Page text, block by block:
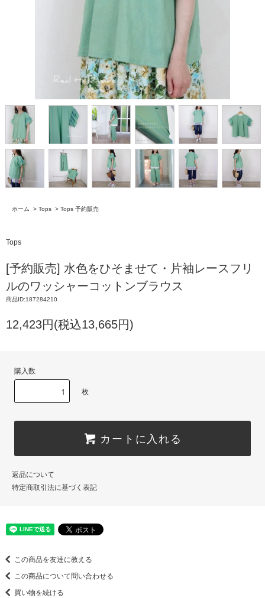
ホーム > Tops > Tops 予約販売
Tops
[予約販売] 水色をひそませて・片袖レースフリ
ルのワッシャーコットンブラウス
商品ID:187284210
12,423円(税込13,665円)
購入数
枚
カートに入れる
返品について
特定商取引法に基づく表記
この商品を友達に教える
この商品について問い合わせる
買い物を続ける